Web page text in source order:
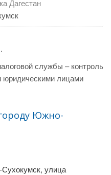
Дагестан
службы – контроль
юридическими лицами
Южно-
улица